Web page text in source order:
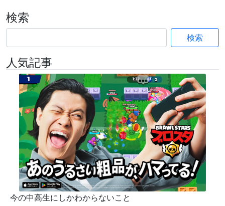
検索
検索
人気記事
今の中高生にしかわからないこと